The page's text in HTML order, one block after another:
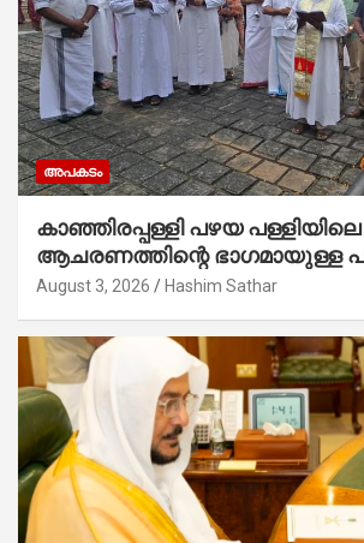
അപകടം
കാഞ്ഞിരപ്പള്ളി പഴയ
ആചരണത്തിന്റെ ഭാഗമായുള്ള
കാൽനാട്ട് കർമ്മം ആർച്ച് പ്രീസ്റ്റ്
August 3, 2026 Hashim Sathar